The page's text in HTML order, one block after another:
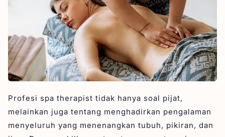
Profesi spa therapist tidak hanya soal pijat,
melainkan juga tentang menghadirkan pengalaman
menyeluruh yang menenangkan tubuh, pikiran, dan